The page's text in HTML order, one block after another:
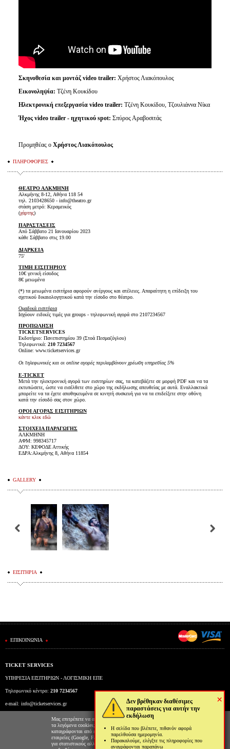
×
Δεν βρέθηκαν διαθέσιμες
παραστάσεις για αυτήν την
εκδήλωση
Η σελίδα που βλέπετε, πιθανόν αφορά
παρελθούσα ημερομηνία.
Παρακαλούμε, ελέγξτε τις πληροφορίες που
αναγράφονται παραπάνω
Σκηνοθεσία και μοντάζ video trailer: Χρήστος Λιακόπουλος
Εικονοληψία: Τζένη Κουκίδου
Ηλεκτρονική επεξεργασία video trailer: Τζένη Κουκίδου, Τζουλιάννα Νίκα
Ήχος video trailer - ηχητικού spot: Σπύρος Αραβοσιτάς
Προμηθέας ο Χρήστος Λιακόπουλος
ΠΛΗΡΟΦΟΡΙΕΣ
ΘΕΑΤΡΟ ΑΛΚΜΗΝΗ
Αλκμήνης 8-12, Αθήνα 118 54
τηλ. 2103428650 - info@theatro.gr
στάση μετρό: Κεραμεικός
(χάρτης)
ΠΑΡΑΣΤΑΣΕΙΣ
Από Σάββατο 21 Ιανουαρίου 2023
κάθε Σάββατο στις 19.00
ΔΙΑΡΚΕΙΑ
75'
ΤΙΜΗ ΕΙΣΙΤΗΡΙΟΥ
10€ γενική είσοδος
8€ μειωμένα
(*) τα μειωμένα εισιτήρια αφορούν ανέργους και ατέλειες. Απαραίτητη η επίδειξη του
σχετικού δικαιολογητικού κατά την είσοδο στο θέατρο.
Ομαδικά εισιτήρια
Ισχύουν ειδικές τιμές για groups - τηλεφωνική αγορά στο 2107234567
ΠΡΟΠΩΛΗΣΗ
TICKETSERVICES
Εκδοτήριο: Πανεπιστημίου 39 (Στοά Πεσμαζόγλου)
Τηλεφωνικά: 210 7234567
Online: www.ticketservices.gr
Οι τηλεφωνικές και οι online αγορές περιλαμβάνουν χρέωση υπηρεσίας 5%
E-TICKET
Μετά την ηλεκτρονική αγορά των εισιτηρίων σας, τα κατεβάζετε σε μορφή PDF και να τα
εκτυπώσετε, ώστε να εισέλθετε στο χώρο της εκδήλωσης απευθείας με αυτά. Εναλλακτικά
μπορείτε να τα έχετε αποθηκευμένα σε κινητή συσκευή για να τα επιδείξετε στην οθόνη
κατά την είσοδό σας στον χώρο.
ΟΡΟΙ ΑΓΟΡΑΣ ΕΙΣΙΤΗΡΙΩΝ
κάντε κλικ εδώ
ΣΤΟΙΧΕΙΑ ΠΑΡΑΓΩΓΗΣ
ΑΛΚΜΗΝΗ
ΑΦΜ: 998345717
ΔΟΥ: ΚΕΦΟΔΕ Αττικής
ΕΔΡΑ:Αλκμήνης 8, Αθήνα 11854
GALLERY
ΕΙΣΙΤΗΡΙΑ
ΕΠΙΚΟΙΝΩΝΙΑ
TICKET SERVICES
ΥΠΗΡΕΣΙΑ ΕΙΣΙΤΗΡΙΩΝ - ΛΟΓΙΣΜΙΚΗ ΕΠΕ
Τηλεφωνικό κέντρο: 210 7234567
e-mail: info@ticketservices.gr
Εκδοτήριο: Πανεπιστημίου 39 (Στοά Πεσμαζόγλου), Αθήνα
Ώρες λειτουργίας εκδοτηρίου: Δευ-Παρ: 9πμ-5μμ
Μας επιτρέπετε να αποθηκεύουμε στον φυλλομετρητή σας
τα λεγόμενα cookies; Με αυτόν τον τρόπο θα
καταγράφονται από εμάς και τρίτες συνεργαζόμενες
εταιρείες (Google, Facebook κτλ) στοιχεία επισκεψιμότητας
για στατιστικούς αλλά και διαφημιστικούς λόγους. Μπορείτε